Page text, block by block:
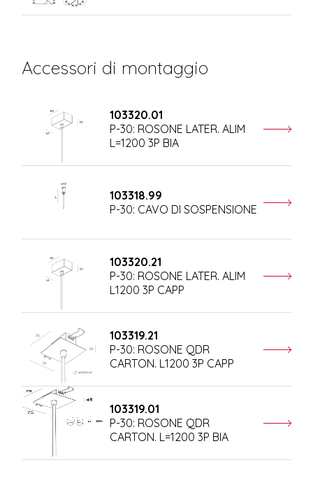
Accessori di montaggio
103320.01
P-30: ROSONE LATER. ALIM
L=1200 3P BIA
103318.99
P-30: CAVO DI SOSPENSIONE
103320.21
P-30: ROSONE LATER. ALIM
L1200 3P CAPP
103319.21
P-30: ROSONE QDR
CARTON. L1200 3P CAPP
103319.01
P-30: ROSONE QDR
CARTON. L=1200 3P BIA